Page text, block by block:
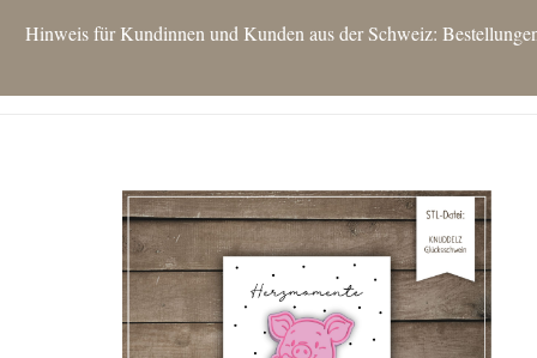
Hinweis für Kundinnen und Kunden aus der Schweiz: